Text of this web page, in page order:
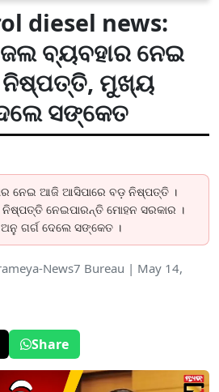
diesel news:
ବ୍ୟବହାର ନେଇ
ନିଷ୍ପତ୍ତି, ମୁଖ୍ୟ
ସଙ୍କେତ
ନେଇ ଆଜି ଆସିପାରେ ବଡ଼ ନିଷ୍ପତ୍ତି ।
ନେଇପାରନ୍ତି ମୋହନ ସରକାର ।
ଗର୍ଗ ଦେଲେ ସଙ୍କେତ ।
News7 Bureau | May 14,
Share